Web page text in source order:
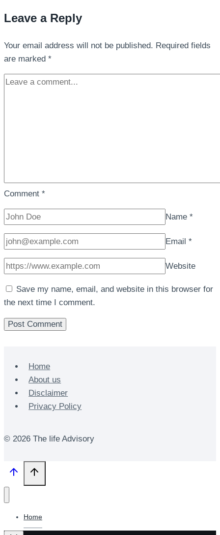
Leave a Reply
Your email address will not be published. Required fields
are marked *
Comment *
Name *
Email *
Website
Save my name, email, and website in this browser for
the next time I comment.
Home
About us
Disclaimer
Privacy Policy
© 2026 The life Advisory
Home